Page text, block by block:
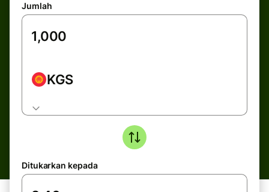
Jumlah
KGS
Ditukarkan kepada